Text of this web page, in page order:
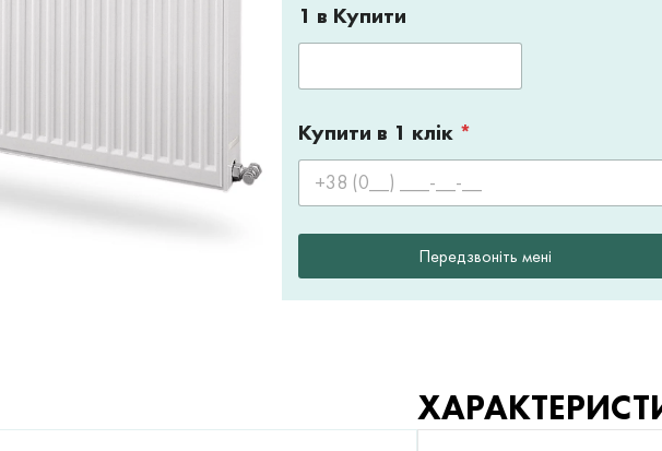
1 в Купити
Купити в 1 клік *
Передзвоніть мені